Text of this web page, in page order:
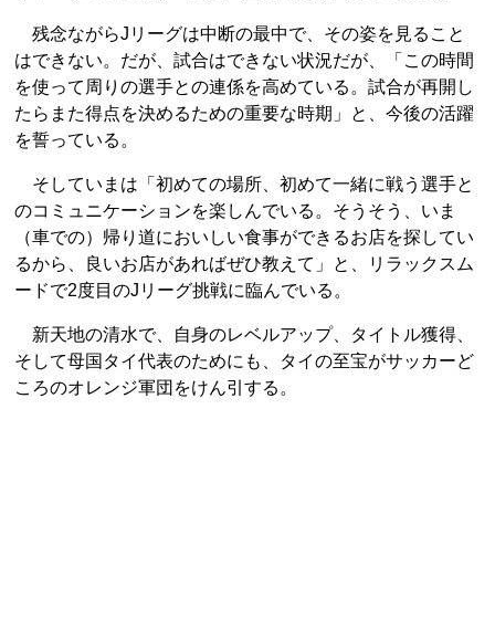
残念ながらJリーグは中断の最中で、その姿を見ること
はできない。だが、試合はできない状況だが、「この時間
を使って周りの選手との連係を高めている。試合が再開し
たらまた得点を決めるための重要な時期」と、今後の活躍
を誓っている。
そしていまは「初めての場所、初めて一緒に戦う選手と
のコミュニケーションを楽しんでいる。そうそう、いま
（車での）帰り道においしい食事ができるお店を探してい
るから、良いお店があればぜひ教えて」と、リラックスム
ードで2度目のJリーグ挑戦に臨んでいる。
新天地の清水で、自身のレベルアップ、タイトル獲得、
そして母国タイ代表のためにも、タイの至宝がサッカーど
ころのオレンジ軍団をけん引する。